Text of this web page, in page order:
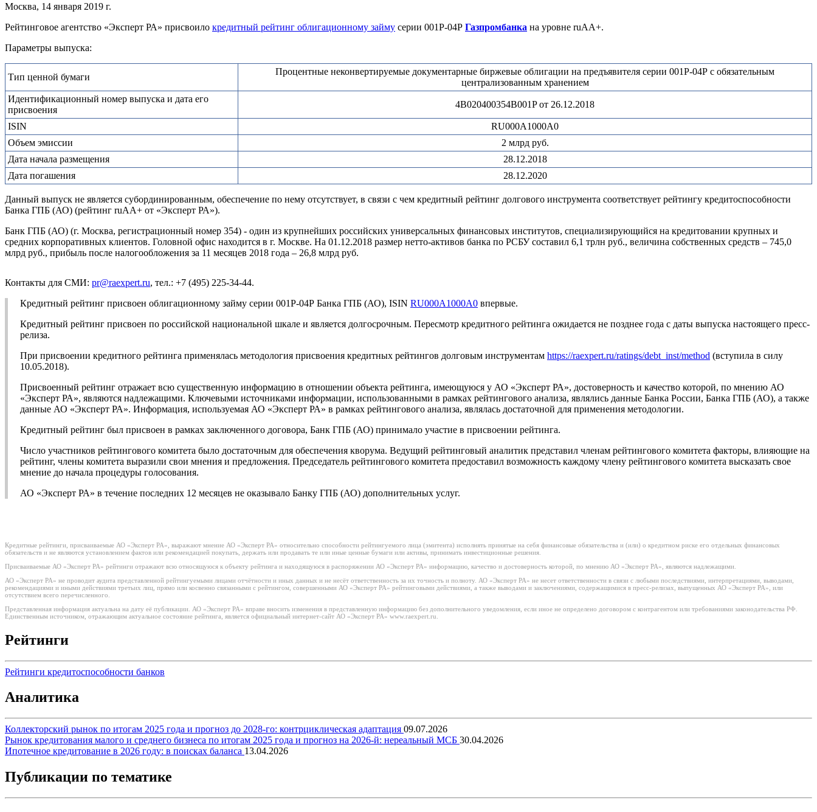
Москва, 14 января 2019 г.
Рейтинговое агентство «Эксперт РА» присвоило кредитный рейтинг облигационному займу серии 001Р-04Р Газпромбанка на уровне ruАA+.
Параметры выпуска:
Тип ценной бумаги
Процентные неконвертируемые документарные биржевые облигации на предъявителя серии 001Р-04Р с обязательным
централизованным хранением
Идентификационный номер выпуска и дата его
присвоения
4B020400354B001P от 26.12.2018
ISIN
RU000A1000A0
Объем эмиссии
2 млрд руб.
Дата начала размещения
28.12.2018
Дата погашения
28.12.2020
Данный выпуск не является субординированным, обеспечение по нему отсутствует, в связи с чем кредитный рейтинг долгового инструмента соответствует рейтингу кредитоспособности
Банка ГПБ (АО) (рейтинг ruAA+ от «Эксперт РА»).
Банк ГПБ (АО) (г. Москва, регистрационный номер 354) - один из крупнейших российских универсальных финансовых институтов, специализирующийся на кредитовании крупных и
средних корпоративных клиентов. Головной офис находится в г. Москве. На 01.12.2018 размер нетто-активов банка по РСБУ составил 6,1 трлн руб., величина собственных средств – 745,0
млрд руб., прибыль после налогообложения за 11 месяцев 2018 года – 26,8 млрд руб.
Контакты для СМИ: pr@raexpert.ru, тел.: +7 (495) 225-34-44.
Кредитный рейтинг присвоен облигационному займу серии 001Р-04Р Банка ГПБ (АО), ISIN RU000A1000A0 впервые.
Кредитный рейтинг присвоен по российской национальной шкале и является долгосрочным. Пересмотр кредитного рейтинга ожидается не позднее года с даты выпуска настоящего пресс-
релиза.
При присвоении кредитного рейтинга применялась методология присвоения кредитных рейтингов долговым инструментам https://raexpert.ru/ratings/debt_inst/method (вступила в силу
10.05.2018).
Присвоенный рейтинг отражает всю существенную информацию в отношении объекта рейтинга, имеющуюся у АО «Эксперт РА», достоверность и качество которой, по мнению АО
«Эксперт РА», являются надлежащими. Ключевыми источниками информации, использованными в рамках рейтингового анализа, являлись данные Банка России, Банка ГПБ (АО), а также
данные АО «Эксперт РА». Информация, используемая АО «Эксперт РА» в рамках рейтингового анализа, являлась достаточной для применения методологии.
Кредитный рейтинг был присвоен в рамках заключенного договора, Банк ГПБ (АО) принимало участие в присвоении рейтинга.
Число участников рейтингового комитета было достаточным для обеспечения кворума. Ведущий рейтинговый аналитик представил членам рейтингового комитета факторы, влияющие на
рейтинг, члены комитета выразили свои мнения и предложения. Председатель рейтингового комитета предоставил возможность каждому члену рейтингового комитета высказать свое
мнение до начала процедуры голосования.
АО «Эксперт РА» в течение последних 12 месяцев не оказывало Банку ГПБ (АО) дополнительных услуг.
Кредитные рейтинги, присваиваемые АО «Эксперт РА», выражают мнение АО «Эксперт РА» относительно способности рейтингуемого лица (эмитента) исполнять принятые на себя финансовые обязательства и (или) о кредитном риске его отдельных финансовых
обязательств и не являются установлением фактов или рекомендацией покупать, держать или продавать те или иные ценные бумаги или активы, принимать инвестиционные решения.
Присваиваемые АО «Эксперт РА» рейтинги отражают всю относящуюся к объекту рейтинга и находящуюся в распоряжении АО «Эксперт РА» информацию, качество и достоверность которой, по мнению АО «Эксперт РА», являются надлежащими.
АО «Эксперт РА» не проводит аудита представленной рейтингуемыми лицами отчётности и иных данных и не несёт ответственность за их точность и полноту. АО «Эксперт РА» не несет ответственности в связи с любыми последствиями, интерпретациями, выводами,
рекомендациями и иными действиями третьих лиц, прямо или косвенно связанными с рейтингом, совершенными АО «Эксперт РА» рейтинговыми действиями, а также выводами и заключениями, содержащимися в пресс-релизах, выпущенных АО «Эксперт РА», или
отсутствием всего перечисленного.
Представленная информация актуальна на дату её публикации. АО «Эксперт РА» вправе вносить изменения в представленную информацию без дополнительного уведомления, если иное не определено договором с контрагентом или требованиями законодательства РФ.
Единственным источником, отражающим актуальное состояние рейтинга, является официальный интернет-сайт АО «Эксперт РА» www.raexpert.ru.
Рейтинги
Рейтинги кредитоспособности банков
Аналитика
Коллекторский рынок по итогам 2025 года и прогноз до 2028-го: контрциклическая адаптация 09.07.2026
Рынок кредитования малого и среднего бизнеса по итогам 2025 года и прогноз на 2026-й: нереальный МСБ 30.04.2026
Ипотечное кредитование в 2026 году: в поисках баланса 13.04.2026
Публикации по тематике